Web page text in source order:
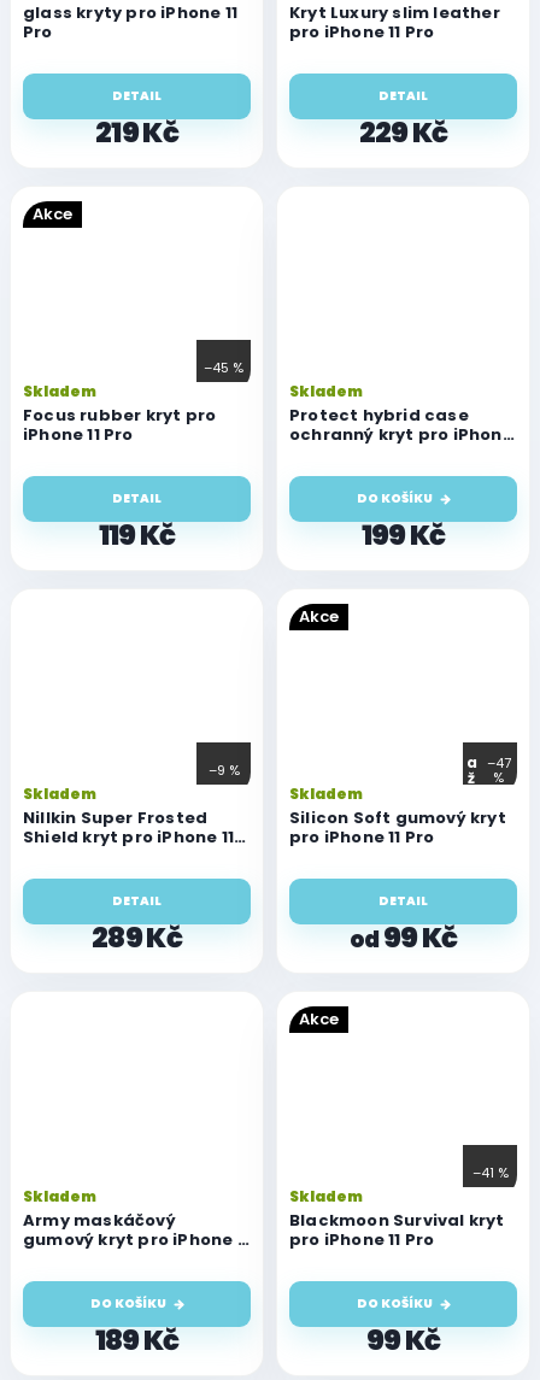
glass kryty pro iPhone 11
Pro
219 Kč
DETAIL
Kryt Luxury slim leather
pro iPhone 11 Pro
229 Kč
DETAIL
Akce
–45 %
Focus rubber kryt pro
iPhone 11 Pro
Skladem
119 Kč
DETAIL
Protect hybrid case
ochranný kryt pro iPhone
Skladem
199 Kč
DO KOŠÍKU
–9 %
Nillkin Super Frosted
Shield kryt pro iPhone 11
Skladem
289 Kč
DETAIL
Akce
a
ž
–47
%
Silicon Soft gumový kryt
pro iPhone 11 Pro
Skladem
od99 Kč
DETAIL
Army maskáčový
gumový kryt pro iPhone 11
Skladem
189 Kč
DO KOŠÍKU
Akce
–41 %
Blackmoon Survival kryt
pro iPhone 11 Pro
Skladem
99 Kč
DO KOŠÍKU